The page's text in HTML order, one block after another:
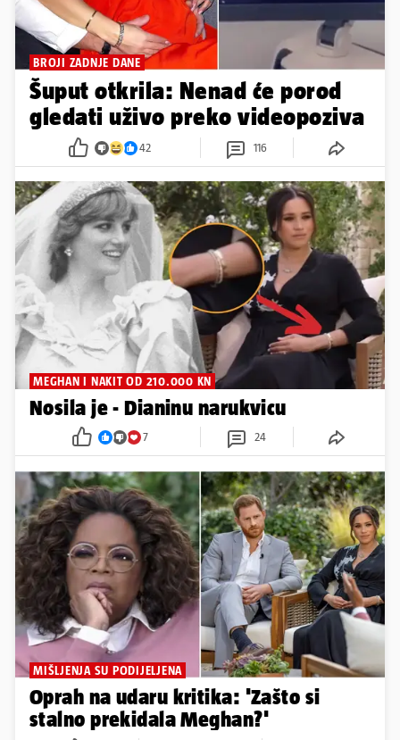
BROJI ZADNJE DANE
Šuput otkrila: Nenad će porod
gledati uživo preko videopoziva
42 116
MEGHAN I NAKIT OD 210.000 KN
Nosila je - Dianinu narukvicu
7 24
MIŠLJENJA SU PODIJELJENA
Oprah na udaru kritika: 'Zašto si
stalno prekidala Meghan?'